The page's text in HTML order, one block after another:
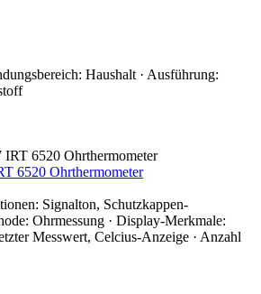
Haushalt · Ausführung:
6520 Ohrthermometer
Signalton, Schutzkappen-
Ohrmessung · Display-Merkmale:
Messwert, Celcius-Anzeige · Anzahl